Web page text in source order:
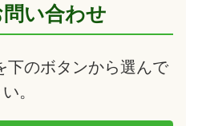
い合わせ
下のボタンから選んで
。